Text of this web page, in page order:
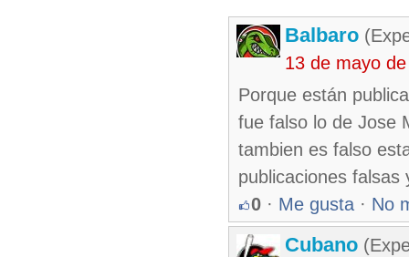
Balbaro
13 de mayo
Porque están
fue falso lo de Jose
tambien es falso
publicaciones falsas
0 · Me gusta · No
Cubano